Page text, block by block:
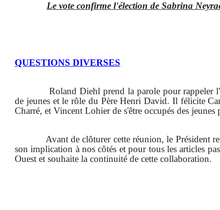
Le vote confirme l'élection de Sabrina
QUESTIONS DIVERSES
Roland Diehl prend la parole pour rappeler
de jeunes et le rôle du Père Henri David. Il félicite
Charré, et Vincent Lohier de s'être occupés des jeunes
Avant de clôturer cette réunion, le Président
son implication à nos côtés et pour tous les articles
Ouest et souhaite la continuité de cette collaboration.